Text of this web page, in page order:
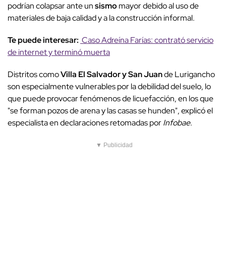
podrían colapsar ante unsismomayor debido al uso de
materiales de baja calidad y a la construcción informal.
Te puede interesar: Caso Adreína Farías: contrató servicio
de internet y terminó muerta
Distritos comoVilla El Salvador y San Juande Lurigancho
son especialmente vulnerables por la debilidad del suelo, lo
que puede provocar fenómenos de licuefacción, en los que
"se forman pozos de arena y las casas se hunden", explicó el
especialista en declaraciones retomadas porInfobae.
▼ Publicidad